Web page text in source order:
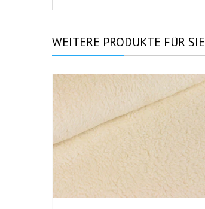
WEITERE PRODUKTE FÜR SIE